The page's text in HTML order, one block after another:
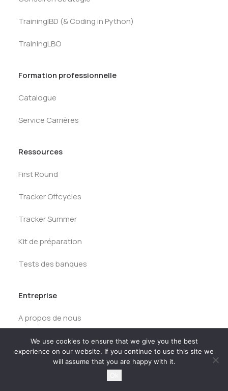
TrainingIBD (& Coding in Python)
TrainingLBO
Formation professionnelle
Catalogue
Service Carrières
Ressources
First Round
Tracker Offcycles
Tracker Summer
Kit de préparation
Tests des banques
Entreprise
A propos de nous
Carrières
Mentions légales
We use cookies to ensure that we give you the best
experience on our website. If you continue to use this site we
will assume that you are happy with it.